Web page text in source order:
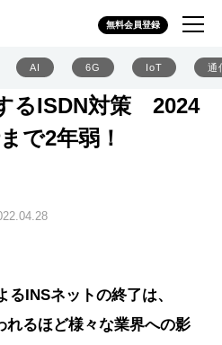
無料会員登録
AI 6G IoT 通
るISDN対策 2024
で2年弱！
るINSネットの終了は、
れるほど様々な業界への影